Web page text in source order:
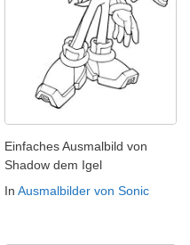
Einfaches Ausmalbild von
Shadow dem Igel
In Ausmalbilder von Sonic